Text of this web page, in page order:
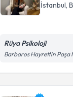
İstanbul,
Rüya Psikoloji
Barbaros Hayrettin Paşa